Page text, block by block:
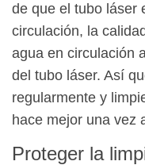
de que el tubo láser
circulación, la
agua en circulación
del tubo láser. Así
regularmente y
hace mejor una vez
Proteger la